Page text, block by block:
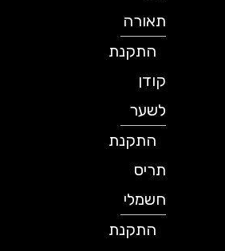
תאורה
התקנת
לשער
התקנת
תריס
חשמלי
התקנת